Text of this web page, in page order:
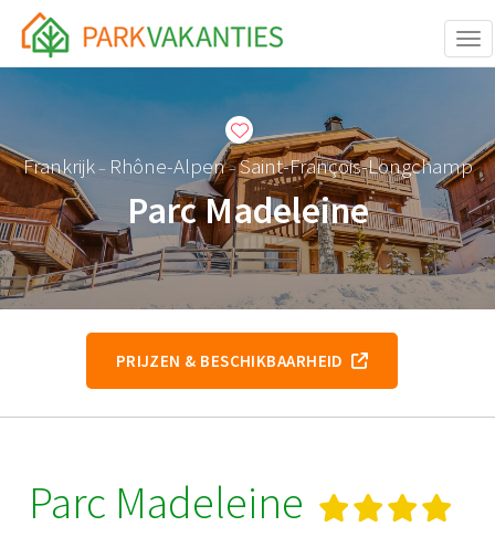
Frankrijk– Rhône-Alpen–Saint-François-Longchamp
Parc Madeleine
PRIJZEN & BESCHIKBAARHEID
Parc Madeleine